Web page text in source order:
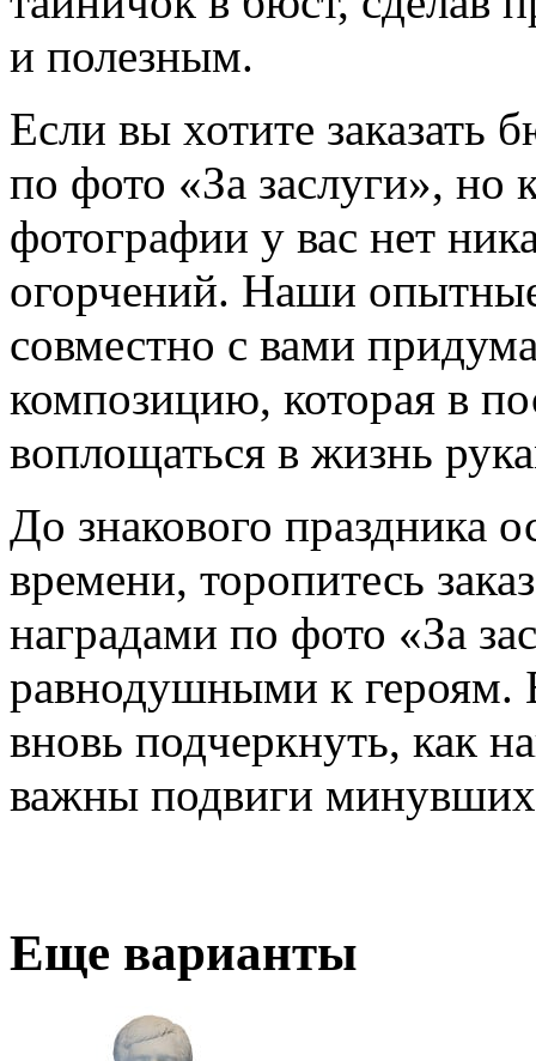
и полезным.
Если вы хотите заказать
по фото «За заслуги», но
фотографии у вас нет
огорчений. Наши
совместно с вами
композицию, которая в
воплощаться в жизнь
До знакового праздника
времени, торопитесь
наградами по фото «За
равнодушными к героям.
вновь подчеркнуть, как
важны подвиги минувших
Еще варианты